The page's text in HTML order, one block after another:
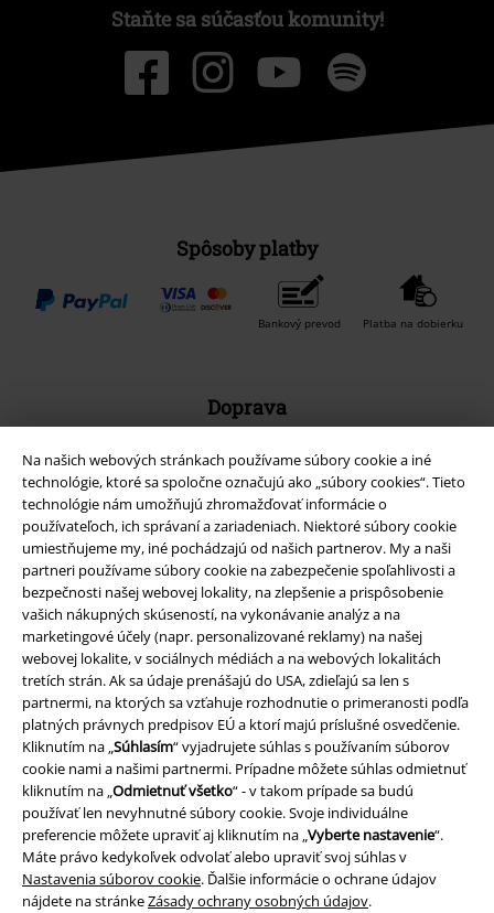
Na našich webových stránkach používame súbory cookie a iné
technológie, ktoré sa spoločne označujú ako „súbory cookies“. Tieto
technológie nám umožňujú zhromažďovať informácie o
používateľoch, ich správaní a zariadeniach. Niektoré súbory cookie
umiestňujeme my, iné pochádzajú od našich partnerov. My a naši
partneri používame súbory cookie na zabezpečenie spoľahlivosti a
bezpečnosti našej webovej lokality, na zlepšenie a prispôsobenie
vašich nákupných skúseností, na vykonávanie analýz a na
marketingové účely (napr. personalizované reklamy) na našej
webovej lokalite, v sociálnych médiách a na webových lokalitách
tretích strán. Ak sa údaje prenášajú do USA, zdieľajú sa len s
partnermi, na ktorých sa vzťahuje rozhodnutie o primeranosti podľa
platných právnych predpisov EÚ a ktorí majú príslušné osvedčenie.
Kliknutím na „Súhlasím“ vyjadrujete súhlas s používaním súborov
cookie nami a našimi partnermi. Prípadne môžete súhlas odmietnuť
kliknutím na „Odmietnuť všetko“ - v takom prípade sa budú
používať len nevyhnutné súbory cookie. Svoje individuálne
preferencie môžete upraviť aj kliknutím na „Vyberte nastavenie“.
Máte právo kedykoľvek odvolať alebo upraviť svoj súhlas v
Nastavenia súborov cookie. Ďalšie informácie o ochrane údajov
nájdete na stránkeZásady ochrany osobných údajov.
Staňte sa súčasťou komunity!
Spôsoby platby
Bankový prevod Platba na dobierku
Doprava
Nová aplikácia EMP
Stiahnite si novú EMP aplikáciu zdarma a využite všetky nové
funkcie a výhody!
A Warner Music Group Company